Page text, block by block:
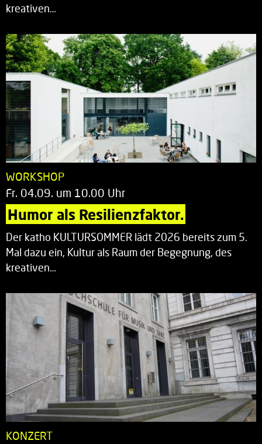
kreativen…
WORKSHOP
Fr. 04.09. um 10.00 Uhr
Humor als Resilienzfaktor.
Der katho KULTURSOMMER lädt 2026 bereits zum 5.
Mal dazu ein, Kultur als Raum der Begegnung, des
kreativen…
KONZERT